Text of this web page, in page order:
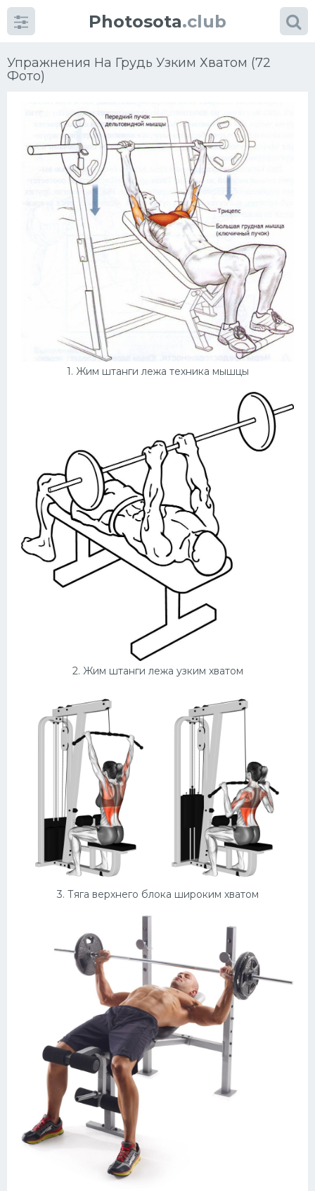
Photosota.club
Упражнения На Грудь Узким Хватом (72
Фото)
1. Жим штанги лежа техника мышцы
2. Жим штанги лежа узким хватом
3. Тяга верхнего блока широким хватом
Категории Фото
Много картинок...
Конькобежный спорт
Тренажеры